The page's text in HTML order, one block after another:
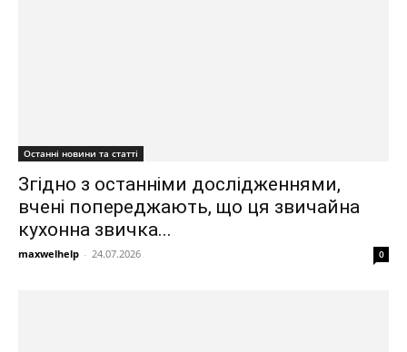
Останні новини та статті
Згідно з останніми дослідженнями,
вчені попереджають, що ця звичайна
кухонна звичка...
maxwelhelp - 24.07.2026 0